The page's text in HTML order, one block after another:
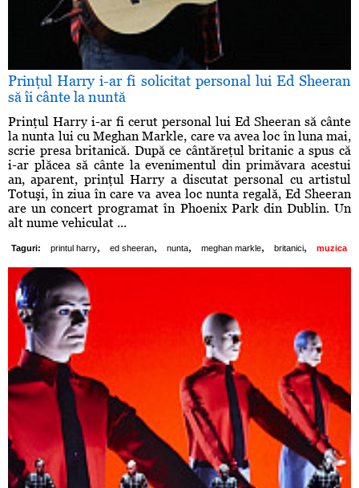
Prinţul Harry i-ar fi solicitat personal lui Ed Sheeran
să îi cânte la nuntă
Prinţul Harry i-ar fi cerut personal lui Ed Sheeran să cânte
la nunta lui cu Meghan Markle, care va avea loc în luna mai,
scrie presa britanică. După ce cântăreţul britanic a spus că
i-ar plăcea să cânte la evenimentul din primăvara acestui
an, aparent, prinţul Harry a discutat personal cu artistul
Totuşi, în ziua în care va avea loc nunta regală, Ed Sheeran
are un concert programat în Phoenix Park din Dublin. Un
alt nume vehiculat ...
Taguri: printul harry, ed sheeran, nunta, meghan markle, britanici, muzica